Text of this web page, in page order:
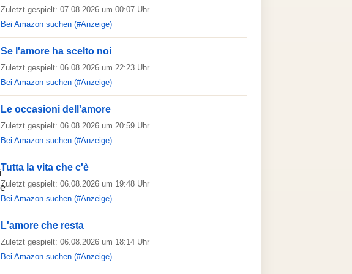
Zuletzt gespielt: 07.08.2026 um 00:07 Uhr
Bei Amazon suchen (#Anzeige)
Se l'amore ha scelto noi
Zuletzt gespielt: 06.08.2026 um 22:23 Uhr
Bei Amazon suchen (#Anzeige)
Le occasioni dell'amore
Zuletzt gespielt: 06.08.2026 um 20:59 Uhr
Bei Amazon suchen (#Anzeige)
Tutta la vita che c'è
Zuletzt gespielt: 06.08.2026 um 19:48 Uhr
Bei Amazon suchen (#Anzeige)
L'amore che resta
Zuletzt gespielt: 06.08.2026 um 18:14 Uhr
Bei Amazon suchen (#Anzeige)